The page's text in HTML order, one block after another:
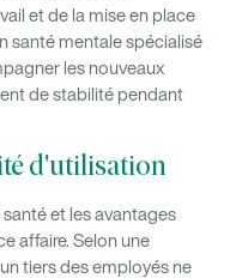
et de la mise en place
santé mentale spécialisé
les nouveaux
de stabilité pendant
d'utilisation
et les avantages
affaire. Selon une
tiers des employés ne